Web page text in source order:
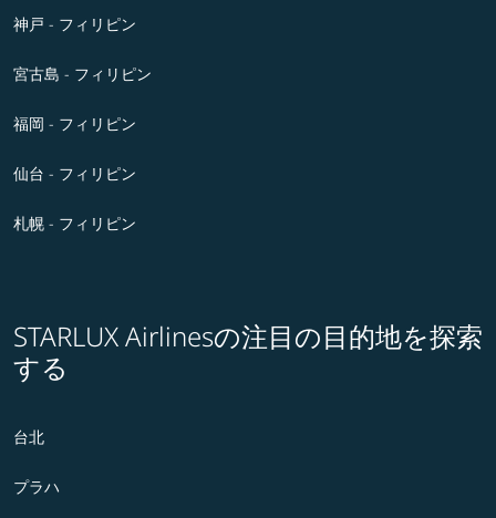
神戸 - フィリピン
宮古島 - フィリピン
福岡 - フィリピン
仙台 - フィリピン
札幌 - フィリピン
STARLUX Airlinesの注目の目的地を探索
する
台北
プラハ